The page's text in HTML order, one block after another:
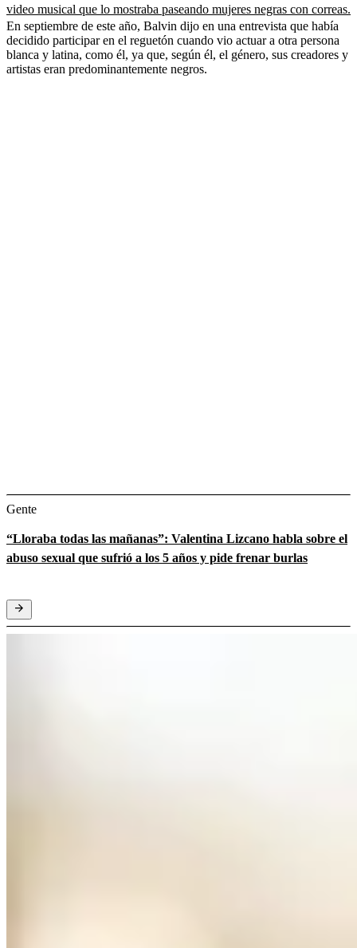
video musical que lo mostraba paseando mujeres negras con correas.
En septiembre de este año, Balvin dijo en una entrevista que había
decidido participar en el reguetón cuando vio actuar a otra persona
blanca y latina, como él, ya que, según él, el género, sus creadores y
artistas eran predominantemente negros.
Gente
“Lloraba todas las mañanas”: Valentina Lizcano habla sobre el
abuso sexual que sufrió a los 5 años y pide frenar burlas